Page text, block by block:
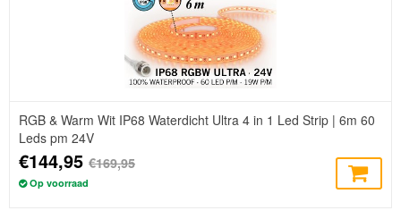
RGB & Warm Wit IP68 Waterdicht Ultra 4 in 1 Led Strip | 6m 60
Leds pm 24V
€144,95 €169,95
Op voorraad